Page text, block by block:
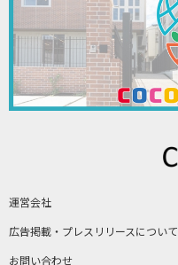
運営会社
広告掲載・プレスリリースについて
お問い合わせ